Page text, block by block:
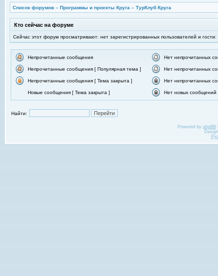
Список форумов » Программы и проекты Круга » ТурКлуб Круга
Кто сейчас на форуме
Сейчас этот форум просматривают: нет зарегистрированных пользователей и гости:
Непрочитанные сообщения Нет непрочитанных
Непрочитанные сообщения [ Популярная тема ] Нет непрочитанных
Непрочитанные сообщения [ Тема закрыта ] Нет непрочитанных
Новые сообщения [ Тема закрыта ] Нет новых сообщений
Найти:
Powered by phpBB